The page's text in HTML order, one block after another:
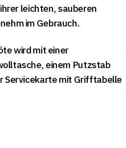
leichten, sauberen
im Gebrauch.
wird mit einer
einem Putzstab
Servicekarte mit Grifftabelle